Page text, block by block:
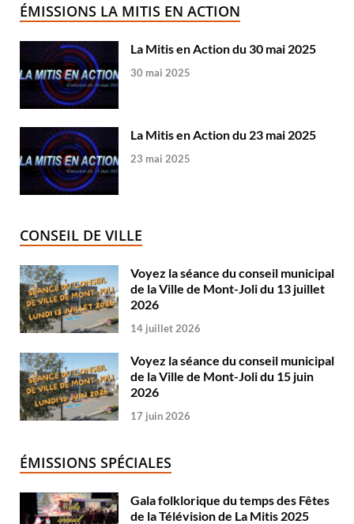
ÉMISSIONS LA MITIS EN ACTION
La Mitis en Action du 30 mai 2025
30 mai 2025
La Mitis en Action du 23 mai 2025
23 mai 2025
CONSEIL DE VILLE
Voyez la séance du conseil municipal
de la Ville de Mont-Joli du 13 juillet
2026
14 juillet 2026
Voyez la séance du conseil municipal
de la Ville de Mont-Joli du 15 juin
2026
17 juin 2026
ÉMISSIONS SPÉCIALES
Gala folklorique du temps des Fêtes
de la Télévision de La Mitis 2025